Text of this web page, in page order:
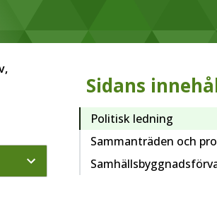
Sidans
Politisk ledning
Sammanträden och